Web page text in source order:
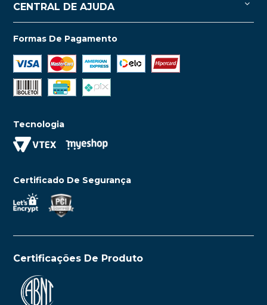
CENTRAL DE AJUDA
Formas De Pagamento
Tecnologia
Certificado De Segurança
Certificações De Produto